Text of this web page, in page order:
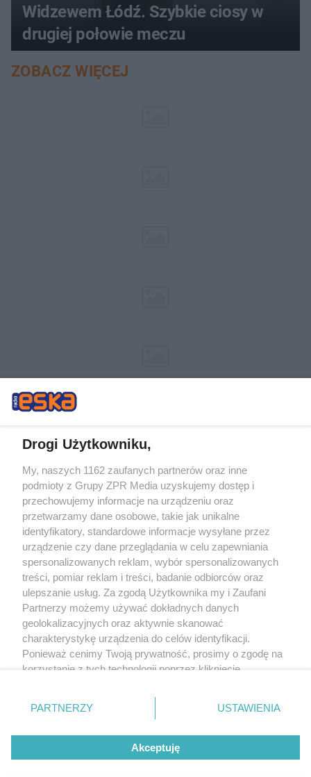
Widzewem Łódź. Szybkie ciosy w
drugiej połowie meczu
ZOBACZ WIĘCEJ
Żaden utwór zamieszczony w serwisie nie może być powielany i
rozpowszechniany lub dalej rozpowszechniany w jakikolwiek sposób (w
tym także elektroniczny lub mechaniczny) na jakimkolwiek polu
eksploatacji w jakiejkolwiek formie, włącznie z umieszczaniem w Internecie
bez pisemnej zgody właściciela praw. Jakiekolwiek użycie lub
wykorzystanie utworów w całości lub w części z naruszeniem prawa, tzn.
bez właściwej zgody, jest zabronione pod groźbą kary i może być ścigane
prawnie.
O nas
Drogi Użytkowniku,
My, naszych 1162 zaufanych partnerów oraz inne
podmioty z Grupy ZPR Media uzyskujemy dostęp i
przechowujemy informacje na urządzeniu oraz
przetwarzamy dane osobowe, takie jak unikalne
identyfikatory, standardowe informacje wysyłane przez
urządzenie czy dane przeglądania w celu zapewniania
spersonalizowanych reklam, wybór spersonalizowanych
treści, pomiar reklam i treści, badanie odbiorców oraz
ulepszanie usług. Za zgodą Użytkownika my i Zaufani
Partnerzy możemy używać dokładnych danych
geolokalizacyjnych oraz aktywnie skanować
charakterystykę urządzenia do celów identyfikacji.
Ponieważ cenimy Twoją prywatność, prosimy o zgodę na
korzystanie z tych technologii poprzez kliknięcie
zmienić/wycofać klikając przycisk ustawień prywatności
znajdujący się w lewym dolnym rogu strony
rodzaje przetwarzania danych nie wymagają zgody
użytkownika, ale masz prawo sprzeciwić się takiemu
przetwarzaniu. Preferencje będą miały zastosowanie tylko
PARTNERZY USTAWIENIA
Akceptuję